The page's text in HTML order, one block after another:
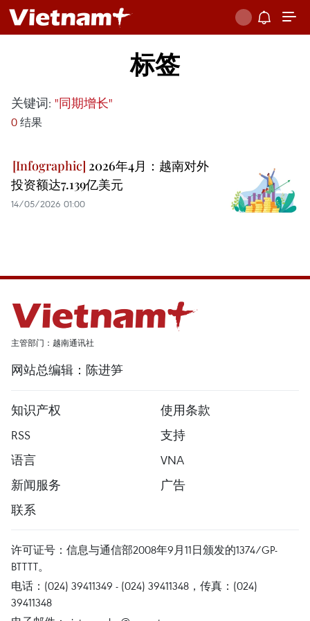
标签
关键词: "同期增长"
0 结果
2026年4月：越南对外
投资额达7.139亿美元
14/05/2026 01:00
主管部门：越南通讯社
网站总编辑：陈进笋
知识产权
使用条款
RSS
支持
语言
VNA
新闻服务
广告
联系
许可证号：信息与通信部2008年9月11日颁发的1374/GP-
BTTTT。
电话：(024) 39411349 - (024) 39411348，传真：(024)
39411348